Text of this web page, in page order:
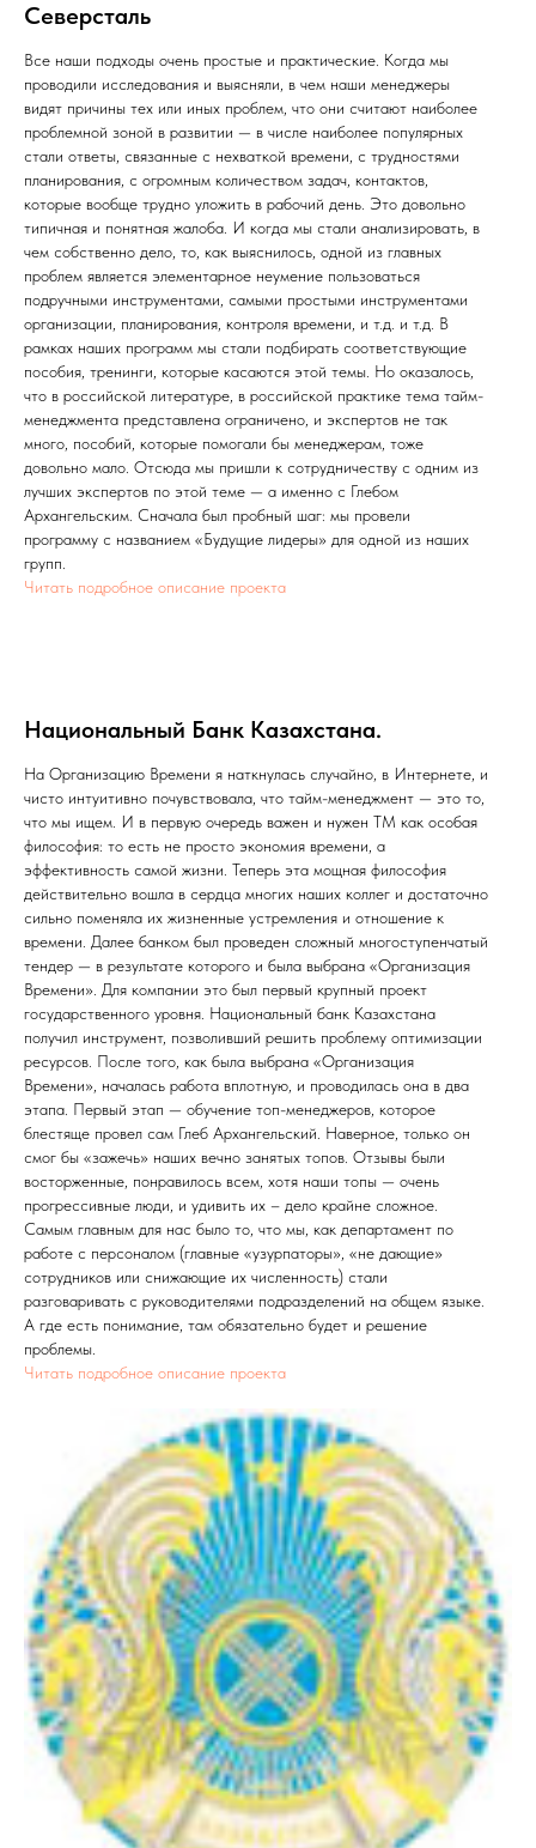
Северсталь
Все наши подходы очень простые и практические. Когда мы
проводили исследования и выясняли, в чем наши менеджеры
видят причины тех или иных проблем, что они считают наиболее
проблемной зоной в развитии — в числе наиболее популярных
стали ответы, связанные с нехваткой времени, с трудностями
планирования, с огромным количеством задач, контактов,
которые вообще трудно уложить в рабочий день. Это довольно
типичная и понятная жалоба. И когда мы стали анализировать, в
чем собственно дело, то, как выяснилось, одной из главных
проблем является элементарное неумение пользоваться
подручными инструментами, самыми простыми инструментами
организации, планирования, контроля времени, и т.д. и т.д. В
рамках наших программ мы стали подбирать соответствующие
пособия, тренинги, которые касаются этой темы. Но оказалось,
что в российской литературе, в российской практике тема тайм-
менеджмента представлена ограничено, и экспертов не так
много, пособий, которые помогали бы менеджерам, тоже
довольно мало. Отсюда мы пришли к сотрудничеству с одним из
лучших экспертов по этой теме — а именно с Глебом
Архангельским. Сначала был пробный шаг: мы провели
программу с названием «Будущие лидеры» для одной из наших
групп.
Читать подробное описание проекта
Национальный Банк Казахстана.
На Организацию Времени я наткнулась случайно, в Интернете, и
чисто интуитивно почувствовала, что тайм-менеджмент — это то,
что мы ищем. И в первую очередь важен и нужен ТМ как особая
философия: то есть не просто экономия времени, а
эффективность самой жизни. Теперь эта мощная философия
действительно вошла в сердца многих наших коллег и достаточно
сильно поменяла их жизненные устремления и отношение к
времени. Далее банком был проведен сложный многоступенчатый
тендер — в результате которого и была выбрана «Организация
Времени». Для компании это был первый крупный проект
государственного уровня. Национальный банк Казахстана
получил инструмент, позволивший решить проблему оптимизации
ресурсов. После того, как была выбрана «Организация
Времени», началась работа вплотную, и проводилась она в два
этапа. Первый этап — обучение топ-менеджеров, которое
блестяще провел сам Глеб Архангельский. Наверное, только он
смог бы «зажечь» наших вечно занятых топов. Отзывы были
восторженные, понравилось всем, хотя наши топы — очень
прогрессивные люди, и удивить их – дело крайне сложное.
Самым главным для нас было то, что мы, как департамент по
работе с персоналом (главные «узурпаторы», «не дающие»
сотрудников или снижающие их численность) стали
разговаривать с руководителями подразделений на общем языке.
А где есть понимание, там обязательно будет и решение
проблемы.
Читать подробное описание проекта